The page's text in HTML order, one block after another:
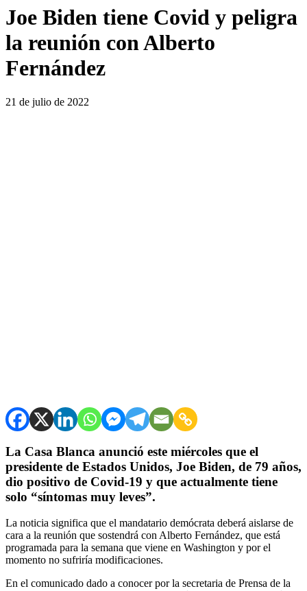
Joe Biden tiene Covid y peligra
la reunión con Alberto
Fernández
21 de julio de 2022
La Casa Blanca anunció este miércoles que el
presidente de Estados Unidos, Joe Biden, de 79 años,
dio positivo de Covid-19 y que actualmente tiene
solo “síntomas muy leves”.
La noticia significa que el mandatario demócrata deberá aislarse de
cara a la reunión que sostendrá con Alberto Fernández, que está
programada para la semana que viene en Washington y por el
momento no sufriría modificaciones.
En el comunicado dado a conocer por la secretaria de Prensa de la